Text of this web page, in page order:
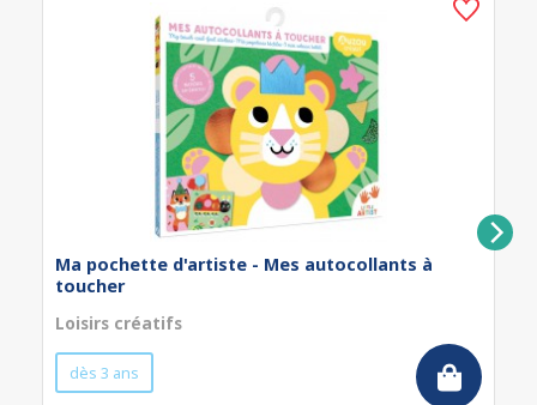
Ma pochette d'artiste - Mes autocollants à
toucher
Loisirs créatifs
dès 3 ans